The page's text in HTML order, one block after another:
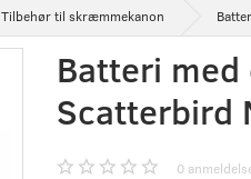
Tilbehør til skræmmekanon
Batteri
Scatterbird
0